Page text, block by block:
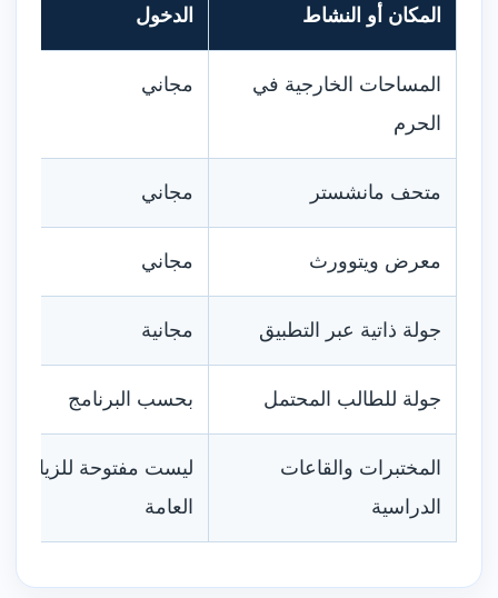
المكان أو النشاط الدخول
المساحات الخارجية في
الحرم
مجاني
متحف مانشستر مجاني
معرض ويتوورث مجاني
جولة ذاتية عبر التطبيق مجانية
جولة للطالب المحتمل بحسب البرنامج
المختبرات والقاعات
الدراسية
ليست مفتوحة للزيارة
العامة